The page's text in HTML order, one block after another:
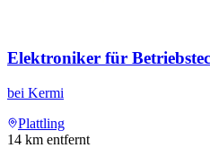
Elektroniker für
bei Kermi
Plattling
14 km entfernt